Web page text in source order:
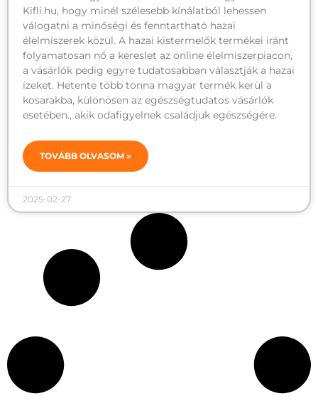
Kifli.hu, hogy minél szélesebb kínálatból lehessen
válogatni a minőségi és fenntartható hazai
élelmiszerek közül. A hazai kistermelők termékei iránt
folyamatosan nő a kereslet az online élelmiszerpiacon,
a vásárlók pedig egyre tudatosabban választják a hazai
ízeket. Hetente több tonna magyar termék kerül a
kosarakba, különösen az egészségtudatos vásárlók
esetében., akik odafigyelnek családjuk egészségére.
TOVÁBB OLVASOM »
2025-02-27